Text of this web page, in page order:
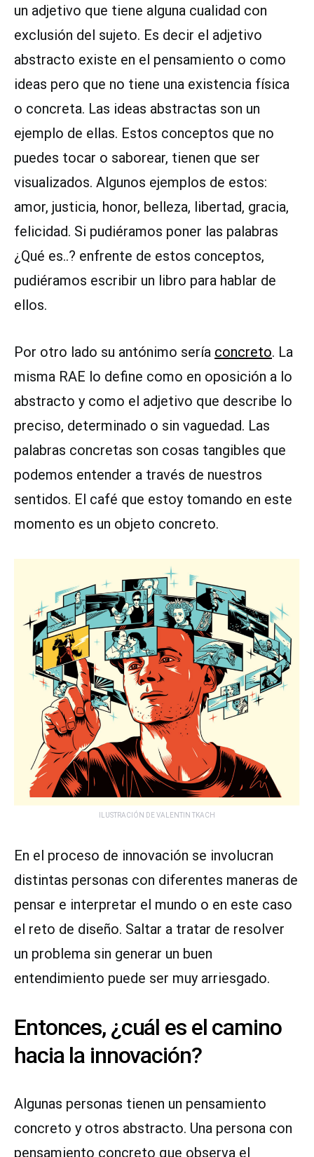
un adjetivo que tiene alguna cualidad con
exclusión del sujeto. Es decir el adjetivo
abstracto existe en el pensamiento o como
ideas pero que no tiene una existencia física
o concreta. Las ideas abstractas son un
ejemplo de ellas. Estos conceptos que no
puedes tocar o saborear, tienen que ser
visualizados. Algunos ejemplos de estos:
amor, justicia, honor, belleza, libertad, gracia,
felicidad. Si pudiéramos poner las palabras
¿Qué es..? enfrente de estos conceptos,
pudiéramos escribir un libro para hablar de
ellos.
Por otro lado su antónimo sería concreto. La
misma RAE lo define como en oposición a lo
abstracto y como el adjetivo que describe lo
preciso, determinado o sin vaguedad. Las
palabras concretas son cosas tangibles que
podemos entender a través de nuestros
sentidos. El café que estoy tomando en este
momento es un objeto concreto.
ILUSTRACIÓN DE VALENTIN TKACH
En el proceso de innovación se involucran
distintas personas con diferentes maneras de
pensar e interpretar el mundo o en este caso
el reto de diseño. Saltar a tratar de resolver
un problema sin generar un buen
entendimiento puede ser muy arriesgado.
Entonces, ¿cuál es el camino
hacia la innovación?
Algunas personas tienen un pensamiento
concreto y otros abstracto. Una persona con
pensamiento concreto que observa el